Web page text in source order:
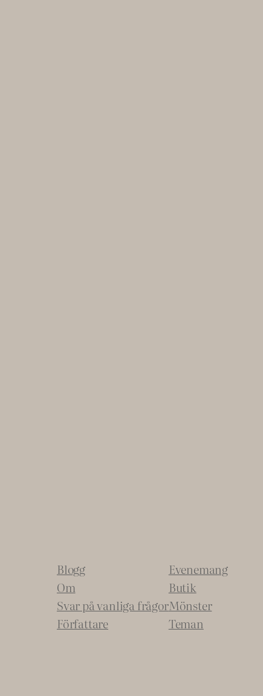
Blogg
Om
Svar på vanliga frågor
Författare
Evenemang
Butik
Mönster
Teman